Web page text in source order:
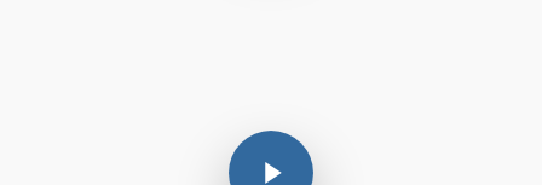
Play Video